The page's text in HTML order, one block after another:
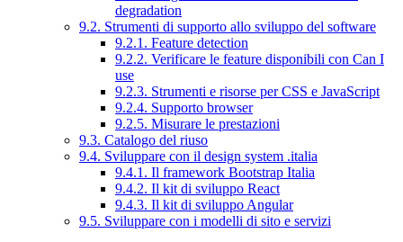
degradation
9.2. Strumenti di supporto allo sviluppo del software
9.2.1. Feature detection
9.2.2. Verificare le feature disponibili con Can I
use
9.2.3. Strumenti e risorse per CSS e JavaScript
9.2.4. Supporto browser
9.2.5. Misurare le prestazioni
9.3. Catalogo del riuso
9.4. Sviluppare con il design system .italia
9.4.1. Il framework Bootstrap Italia
9.4.2. Il kit di sviluppo React
9.4.3. Il kit di sviluppo Angular
9.5. Sviluppare con i modelli di sito e servizi